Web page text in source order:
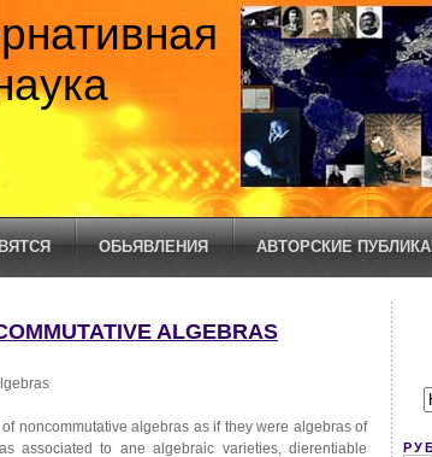
ОБЬЯВЛЕНИЯ АВТОРСКИЕ
ALGEBRAS
noncommutative algebras as if they were algebras of
associated to ane algebraic varieties, dierentiable